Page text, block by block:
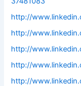
http://
http://
http://
http://
http://